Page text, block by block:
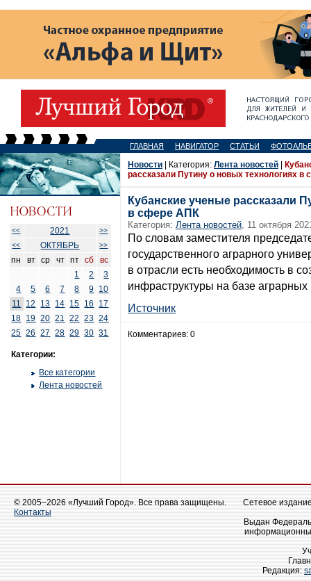
ГЛАВНАЯ НАВИГАТОР СТАТЬИ
<< 2021
>>
<<
ОКТЯБРЬ >>
пн вт ср чт пт сб
вс
1
2
3
4
5 6 7 8 9 10
11
12 13 14 15 16
17
18 19 20 21 22 23 24
25 26 27 28 29 30 31
Категории:
Все категории
Лента новостей
Новости | Категория: Лента новостей
рассказали Путину о новых технологиях в
Кубанские ученые рассказали
в сфере АПК
Категория: Лента новостей, 11 октября
По словам заместителя
государственного аграрного
в отрасли есть необходимость в
инфраструктуры на базе аграрных
Источник
Комментариев: 0
© 2005–2026 «Лучший Город». Все права защищены.
Контакты
Сетевое
Выдан
Редакция: